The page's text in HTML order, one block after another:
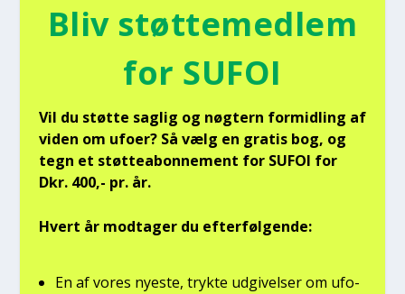
Bliv støt­te­med­lem
for SUFOI
Vil du støt­te sag­lig og nøg­tern for­mid­ling af
viden om ufo­er? Så vælg en gra­tis bog, og
tegn et støt­tea­bon­ne­ment for SUFOI for
Dkr. 400,- pr. år.
Hvert år mod­ta­ger du efter­føl­gen­de:
En af vores nye­ste, tryk­te udgi­vel­ser om ufo­